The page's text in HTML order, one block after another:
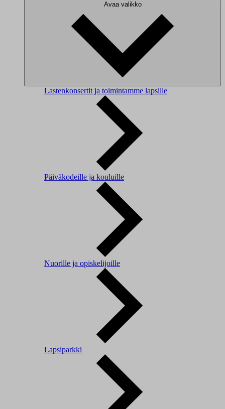
Avaa valikko
Lastenkonsertit ja toimintamme lapsille
Päiväkodeille ja kouluille
Nuorille ja opiskelijoille
Lapsiparkki